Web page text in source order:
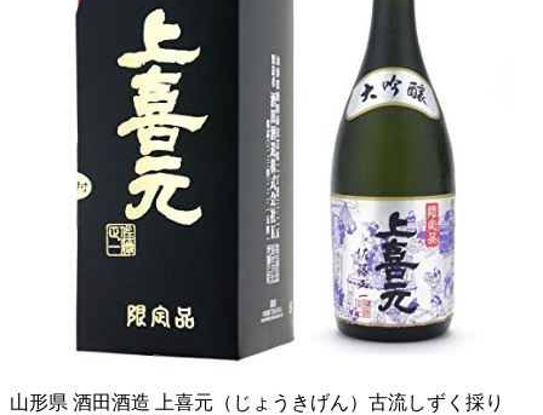
山形県 酒田酒造 上喜元（じょうきげん）古流しずく採り